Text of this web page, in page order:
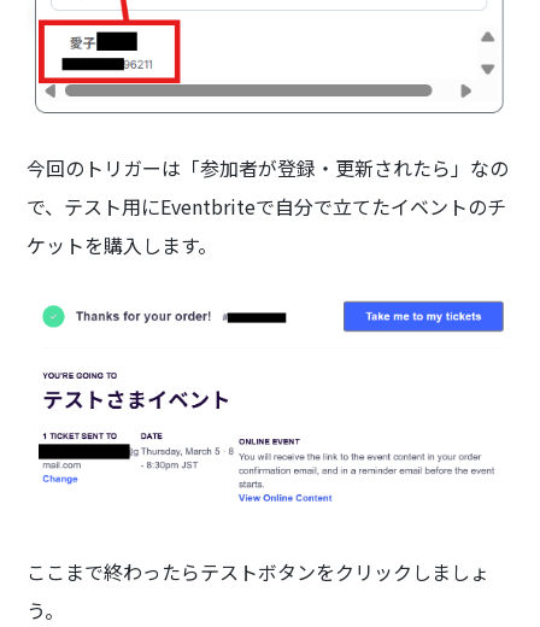
今回のトリガーは「参加者が登録・更新されたら」なの
で、テスト用にEventbriteで自分で立てたイベントのチ
ケットを購入します。
ここまで終わったらテストボタンをクリックしましょ
う。